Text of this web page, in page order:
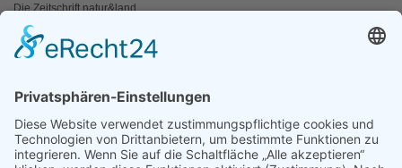
Die Zeitschrift natur&land
Archiv
Mediadaten
Fotos und Logos
Presseaussendungen
Presse